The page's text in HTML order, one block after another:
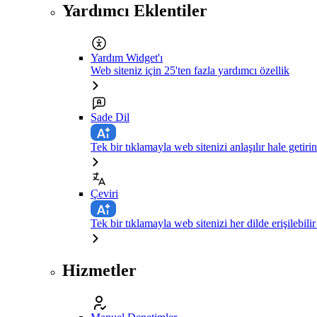
Yardımcı Eklentiler
Yardım Widget'ı
Web siteniz için 25'ten fazla yardımcı özellik
Sade Dil
Tek bir tıklamayla web sitenizi anlaşılır hale getirin
Çeviri
Tek bir tıklamayla web sitenizi her dilde
Hizmetler